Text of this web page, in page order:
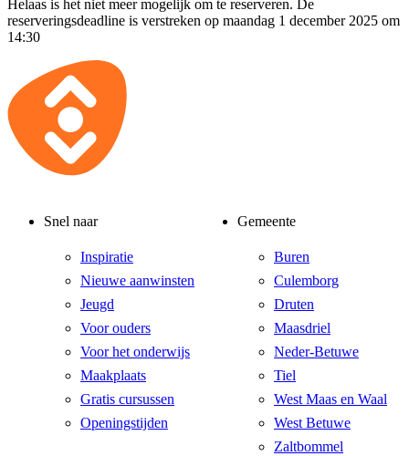
Helaas is het niet meer mogelijk om te reserveren. De
reserveringsdeadline is verstreken op maandag 1 december 2025 om
14:30
Snel naar
Inspiratie
Nieuwe aanwinsten
Jeugd
Voor ouders
Voor het onderwijs
Maakplaats
Gratis cursussen
Openingstijden
Gemeente
Buren
Culemborg
Druten
Maasdriel
Neder-Betuwe
Tiel
West Maas en Waal
West Betuwe
Zaltbommel